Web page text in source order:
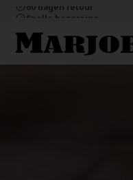
Snelle bezorging
100% nikkelvrij sieraden
60 dagen retour
Snelle bezorging